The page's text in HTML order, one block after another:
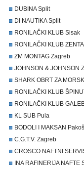
DUBINA Split
DI NAUTIKA Split
RONILAČKI KLUB Sisak
RONILAČKI KLUB
ZM MONTAG Zagreb
JOHNSON & JOHNSON
SHARK OBRT ZA
RONILAČKI KLUB
RONILAČKI KLUB
KL SUB Pula
BODOLI I MAKSAN
C.G.T.V. Zagreb
CROSCO NAFTNI
INA RAFINERIJA NAFTE